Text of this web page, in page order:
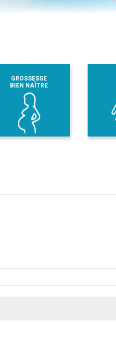
GROSSESSE
BIEN NAÎTRE